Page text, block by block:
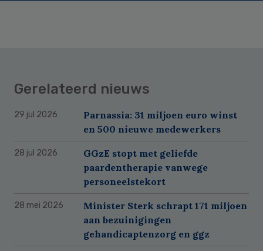
Gerelateerd nieuws
29 jul 2026
Parnassia: 31 miljoen euro winst
en 500 nieuwe medewerkers
28 jul 2026
GGzE stopt met geliefde
paardentherapie vanwege
personeelstekort
28 mei 2026
Minister Sterk schrapt 171 miljoen
aan bezuinigingen
gehandicaptenzorg en ggz